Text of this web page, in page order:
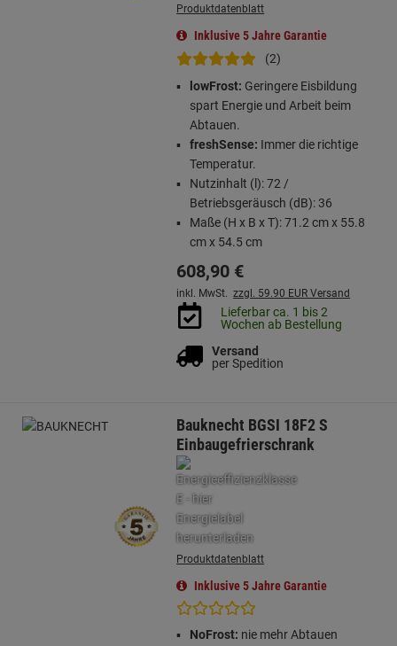
Produktdatenblatt
Inklusive 5 Jahre Garantie
(2)
lowFrost: Geringere Eisbildung
spart Energie und Arbeit beim
Abtauen.
freshSense: Immer die richtige
Temperatur.
Nutzinhalt (l): 72 /
Betriebsgeräusch (dB): 36
Maße (H x B x T): 71.2 cm x 55.8
cm x 54.5 cm
608,90 €
inkl. MwSt. zzgl. 59.90 EUR Versand
Lieferbar ca. 1 bis 2
Wochen ab Bestellung
Versand
per Spedition
Bauknecht BGSI 18F2 S
Einbaugefrierschrank
Produktdatenblatt
Inklusive 5 Jahre Garantie
NoFrost: nie mehr Abtauen